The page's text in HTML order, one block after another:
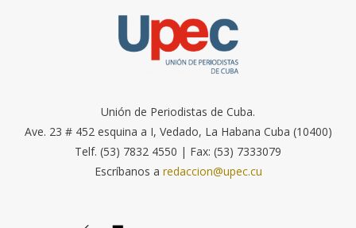
Unión de Periodistas de Cuba.
Ave. 23 # 452 esquina a I, Vedado, La Habana Cuba (10400)
Telf. (53) 7832 4550 | Fax: (53) 7333079
Escríbanos a redaccion@upec.cu